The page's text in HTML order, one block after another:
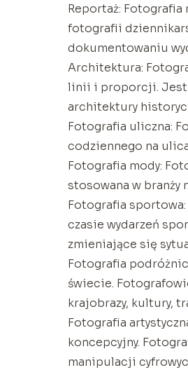
Reportaż:
fotografii
dokumentowaniu
Architektura:
linii i proporcji. Jest
architektury
Fotografia uliczna:
codziennego na
Fotografia mody:
stosowana w branży
Fotografia
czasie wydarzeń
zmieniające się
Fotografia
świecie.
krajobrazy, kultury,
Fotografia
koncepcyjny.
manipulacji